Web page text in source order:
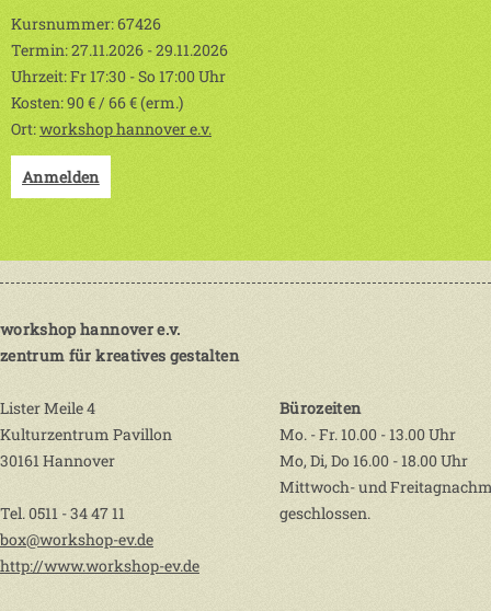
Kursnummer: 67426
Termin: 27.11.2026 - 29.11.2026
Uhrzeit: Fr 17:30 - So 17:00 Uhr
Kosten: 90 € / 66 € (erm.)
Ort:workshop hannover e.v.
Anmelden
workshop hannover e.v.
zentrum für kreatives gestalten
Lister Meile 4
Kulturzentrum Pavillon
30161 Hannover
Tel. 0511 - 34 47 11
box@workshop-ev.de
http://www.workshop-ev.de
Bürozeiten
Mo. - Fr. 10.00 - 13.00 Uhr
Mo, Di, Do 16.00 - 18.00 Uhr
Mittwoch- und
geschlossen.